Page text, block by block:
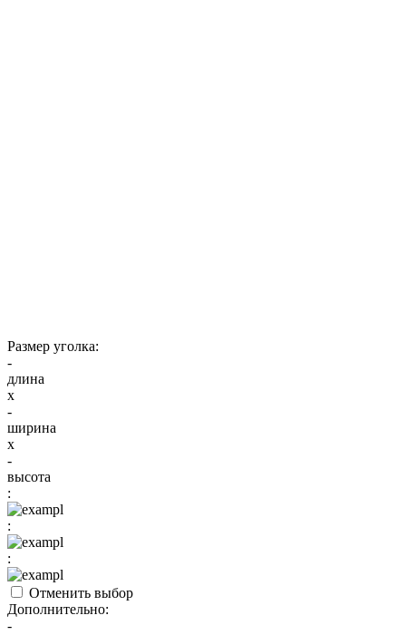
Размер уголка:
-
длина
x
-
ширина
x
-
высота
:
:
:
Отменить выбор
Дополнительно:
-